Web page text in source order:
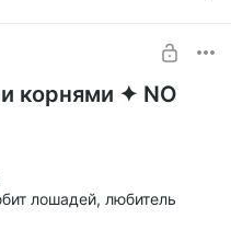
Миа занимается
насекомыми, а
проводить
корнями ✦ NO
лошадей, любитель